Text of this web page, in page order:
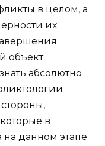
в целом, а
их
объект
абсолютно
в
на данном этапе